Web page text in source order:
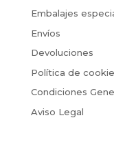
Embalajes
Envíos
Devoluciones
Política de
Condiciones
Aviso Legal